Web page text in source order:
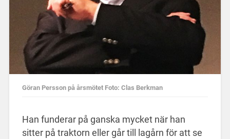
Göran Persson på årsmötet Foto: Clas Berkman
Han funderar på ganska mycket när han
sitter på traktorn eller går till lagårn för att se